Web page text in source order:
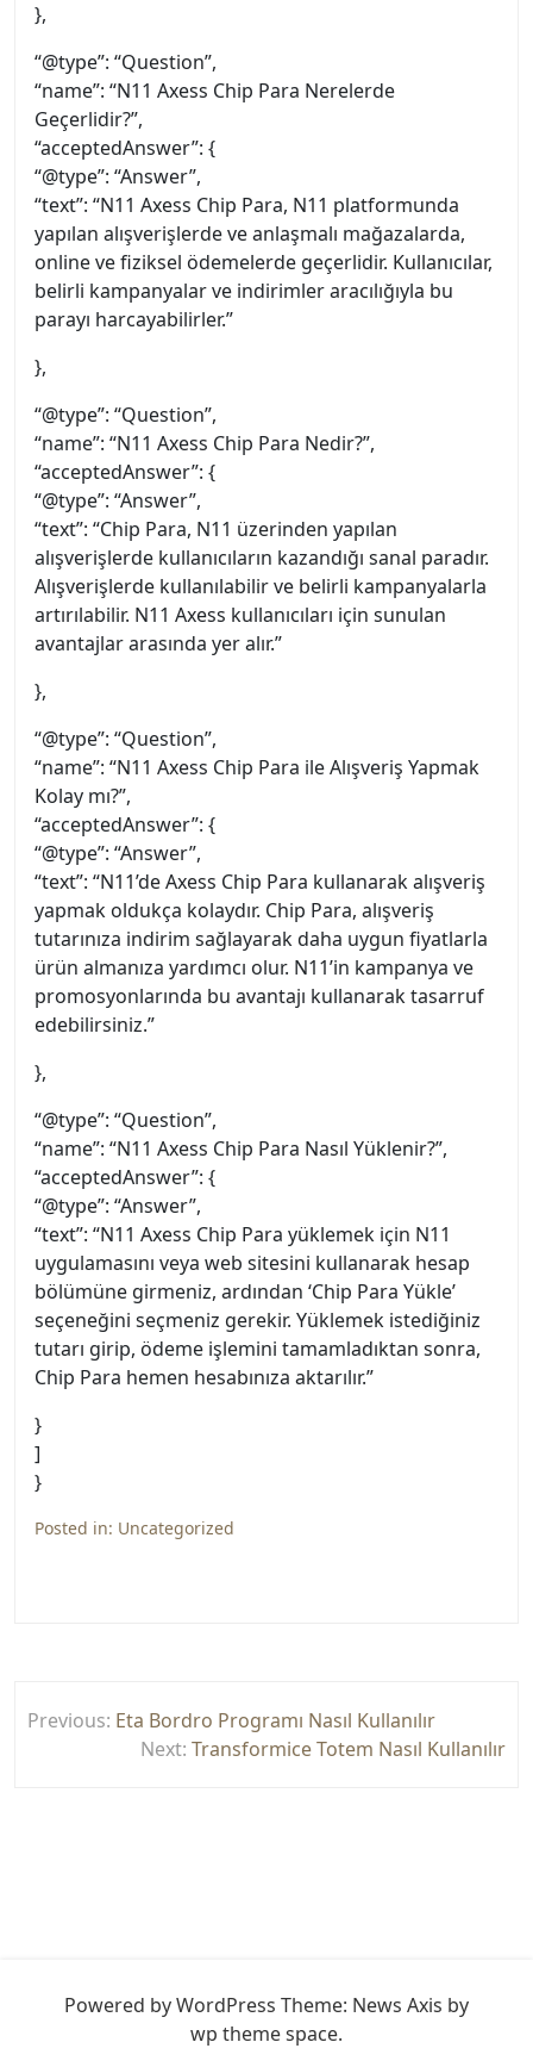
},
“@type”: “Question”,
“name”: “N11 Axess Chip Para Nerelerde
Geçerlidir?”,
“acceptedAnswer”: {
“@type”: “Answer”,
“text”: “N11 Axess Chip Para, N11 platformunda
yapılan alışverişlerde ve anlaşmalı mağazalarda,
online ve fiziksel ödemelerde geçerlidir. Kullanıcılar,
belirli kampanyalar ve indirimler aracılığıyla bu
parayı harcayabilirler.”
},
“@type”: “Question”,
“name”: “N11 Axess Chip Para Nedir?”,
“acceptedAnswer”: {
“@type”: “Answer”,
“text”: “Chip Para, N11 üzerinden yapılan
alışverişlerde kullanıcıların kazandığı sanal paradır.
Alışverişlerde kullanılabilir ve belirli kampanyalarla
artırılabilir. N11 Axess kullanıcıları için sunulan
avantajlar arasında yer alır.”
},
“@type”: “Question”,
“name”: “N11 Axess Chip Para ile Alışveriş Yapmak
Kolay mı?”,
“acceptedAnswer”: {
“@type”: “Answer”,
“text”: “N11’de Axess Chip Para kullanarak alışveriş
yapmak oldukça kolaydır. Chip Para, alışveriş
tutarınıza indirim sağlayarak daha uygun fiyatlarla
ürün almanıza yardımcı olur. N11’in kampanya ve
promosyonlarında bu avantajı kullanarak tasarruf
edebilirsiniz.”
},
“@type”: “Question”,
“name”: “N11 Axess Chip Para Nasıl Yüklenir?”,
“acceptedAnswer”: {
“@type”: “Answer”,
“text”: “N11 Axess Chip Para yüklemek için N11
uygulamasını veya web sitesini kullanarak hesap
bölümüne girmeniz, ardından ‘Chip Para Yükle’
seçeneğini seçmeniz gerekir. Yüklemek istediğiniz
tutarı girip, ödeme işlemini tamamladıktan sonra,
Chip Para hemen hesabınıza aktarılır.”
}
]
}
Posted in: Uncategorized
gezinmesi
Previous: Eta Bordro Programı Nasıl Kullanılır
Next: Transformice Totem Nasıl Kullanılır
Powered by WordPress Theme: News Axis by
wp theme space.